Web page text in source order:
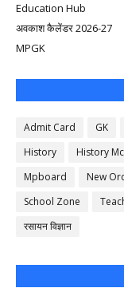
Education Hub
अवकाश कैलेंडर 2026-27
MPGK
Admit Card GK
History
History
Mpboard
New
School Zone
रसायन विज्ञान